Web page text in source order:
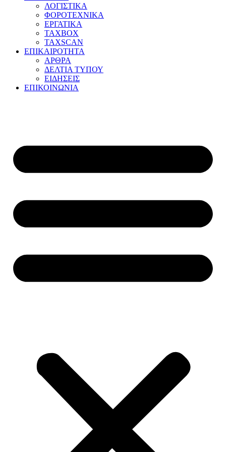
ΛΟΓΙΣΤΙΚΑ
ΦΟΡΟΤΕΧΝΙΚΑ
ΕΡΓΑΤΙΚΑ
TAXBOX
TAXSCAN
ΕΠΙΚΑΙΡΟΤΗΤΑ
ΑΡΘΡΑ
ΔΕΛΤΙΑ ΤΥΠΟΥ
ΕΙΔΗΣΕΙΣ
ΕΠΙΚΟΙΝΩΝΙΑ